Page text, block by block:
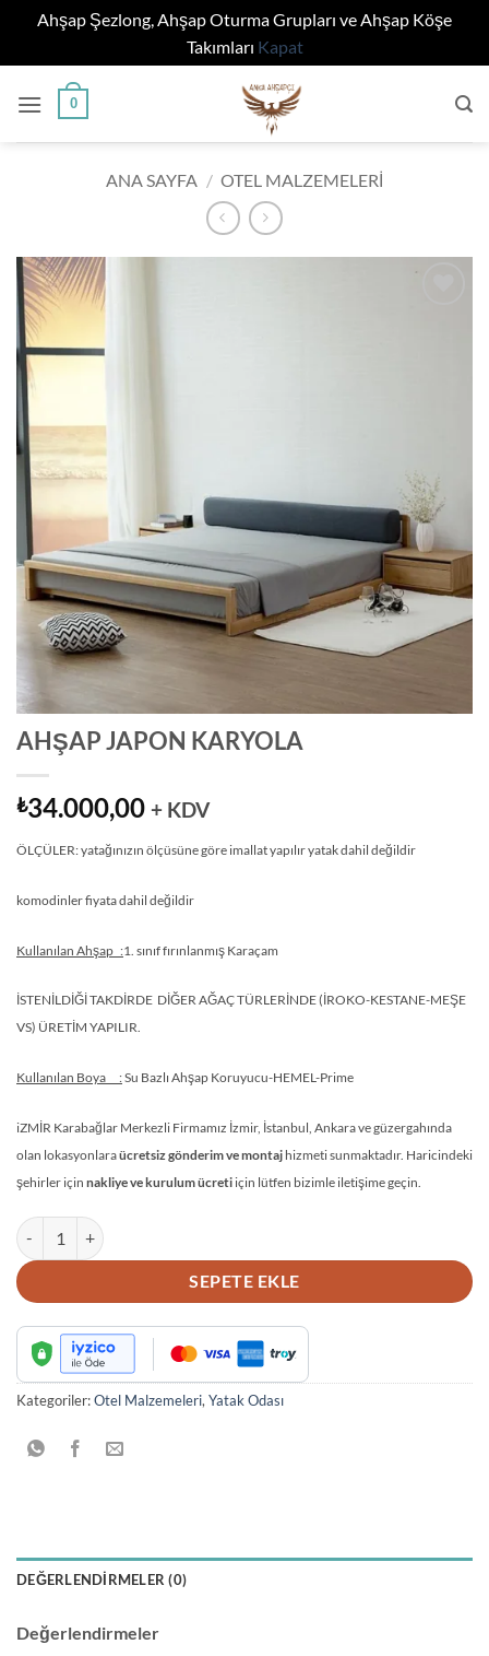
Ahşap Şezlong, Ahşap Oturma Grupları ve Ahşap Köşe
Takımları Kapat
atla
0
ANA SAYFA / OTEL MALZEMELERI
AHŞAP JAPON KARYOLA
₺34.000,00 + KDV
ÖLÇÜLER: yatağınızın ölçüsüne göre imallat yapılır yatak dahil değildir
komodinler fiyata dahil değildir
Kullanılan Ahşap :1. sınıf fırınlanmış Karaçam
İSTENİLDİĞİ TAKDİRDE DİĞER AĞAÇ TÜRLERİNDE (İROKO-KESTANE-MEŞE
VS) ÜRETİM YAPILIR.
Kullanılan Boya :Su Bazlı Ahşap Koruyucu-HEMEL-Prime
iZMİR Karabağlar Merkezli Firmamız İzmir, İstanbul, Ankara ve güzergahında
olan lokasyonlaraücretsiz gönderim ve montaj hizmeti sunmaktadır. Haricindeki
şehirler için nakliye ve kurulum ücreti için lütfen bizimle iletişime geçin.
AHŞAP JAPON KARYOLA adet
SEPETE EKLE
Kategoriler:Otel Malzemeleri, Yatak Odası
DEĞERLENDIRMELER (0)
Değerlendirmeler